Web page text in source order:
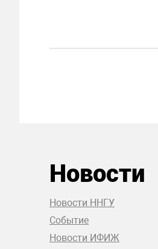
Новости
Новости ННГУ
Событие
Новости ИФИЖ